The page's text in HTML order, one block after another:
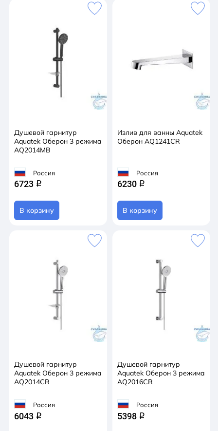
Душевой гарнитур
Aquatek Оберон 3 режима
AQ2014MB
Россия
6723 q
В корзину
Излив для ванны Aquatek
Оберон AQ1241CR
Россия
6230 q
В корзину
Душевой гарнитур
Aquatek Оберон 3 режима
AQ2014CR
Россия
6043 q
Душевой гарнитур
Aquatek Оберон 3 режима
AQ2016CR
Россия
5398 q